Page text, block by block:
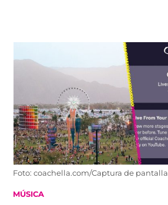
content
Foto: coachella.com/Captura de pantalla
POSTED
MÚSICA